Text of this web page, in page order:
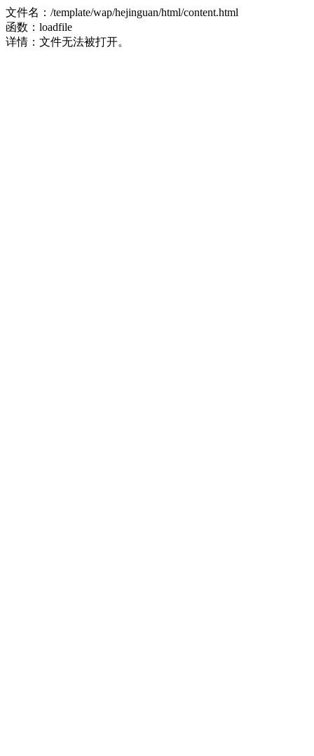
文件名：/template/wap/hejinguan/html/content.html
函数：loadfile
详情：文件无法被打开。